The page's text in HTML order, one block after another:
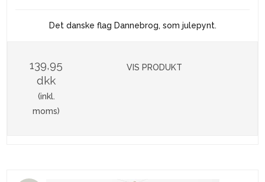
Det danske flag Dannebrog, som julepynt.
139,95
dkk
(inkl.
moms)
VIS PRODUKT